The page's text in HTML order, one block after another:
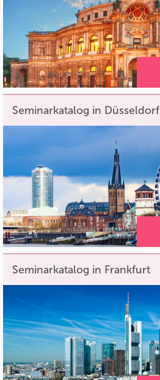
Seminarkatalog in Düsseldorf
Seminarkatalog in Frankfurt